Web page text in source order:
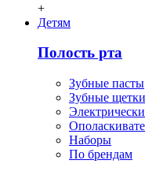
+
Детям
Полость рта
Зубные пасты
Зубные щетки
Наборы
По брендам